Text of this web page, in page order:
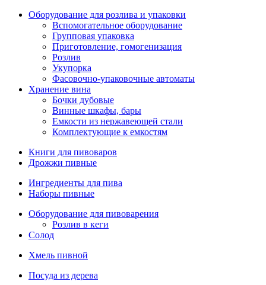
Оборудование для розлива и упаковки
Вспомогательное оборудование
Групповая упаковка
Приготовление, гомогенизация
Розлив
Укупорка
Фасовочно-упаковочные автоматы
Хранение вина
Бочки дубовые
Винные шкафы, бары
Емкости из нержавеющей стали
Комплектующие к емкостям
Книги для пивоваров
Дрожжи пивные
Ингредиенты для пива
Наборы пивные
Оборудование для пивоварения
Розлив в кеги
Солод
Хмель пивной
Посуда из дерева